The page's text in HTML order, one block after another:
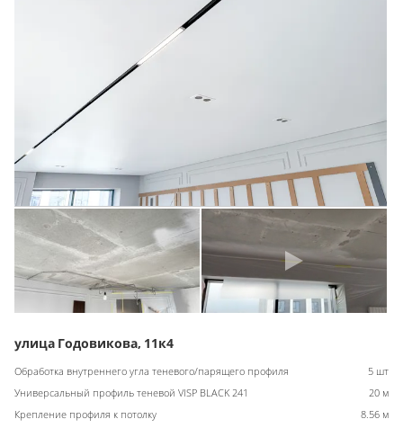
улица Годовикова, 11к4
Обработка внутреннего угла теневого/парящего профиля
5 шт
Универсальный профиль теневой VISP BLACK 241
20 м
Крепление профиля к потолку
8.56 м